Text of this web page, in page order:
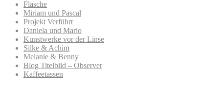
Flasche
Miriam und Pascal
Projekt Verführt
Daniela und Mario
Kunstwerke vor der Linse
Silke & Achim
Melanie & Benny
Blog Titelbild – Observer
Kaffeetassen